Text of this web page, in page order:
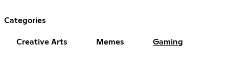
Categories
Creative Arts Memes Gaming